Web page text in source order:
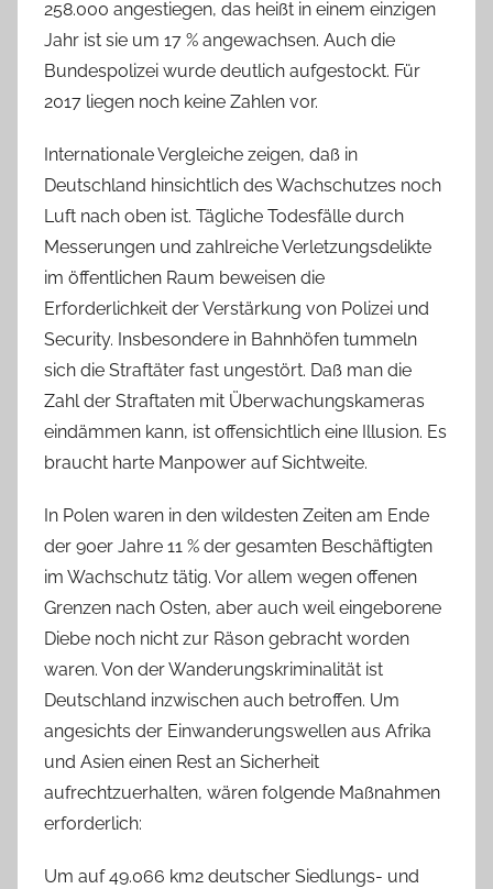
258.000 angestiegen, das heißt in einem einzigen
Jahr ist sie um 17 % angewachsen. Auch die
Bundespolizei wurde deutlich aufgestockt. Für
2017 liegen noch keine Zahlen vor.
Internationale Vergleiche zeigen, daß in
Deutschland hinsichtlich des Wachschutzes noch
Luft nach oben ist. Tägliche Todesfälle durch
Messerungen und zahlreiche Verletzungsdelikte
im öffentlichen Raum beweisen die
Erforderlichkeit der Verstärkung von Polizei und
Security. Insbesondere in Bahnhöfen tummeln
sich die Straftäter fast ungestört. Daß man die
Zahl der Straftaten mit Überwachungskameras
eindämmen kann, ist offensichtlich eine Illusion. Es
braucht harte Manpower auf Sichtweite.
In Polen waren in den wildesten Zeiten am Ende
der 90er Jahre 11 % der gesamten Beschäftigten
im Wachschutz tätig. Vor allem wegen offenen
Grenzen nach Osten, aber auch weil eingeborene
Diebe noch nicht zur Räson gebracht worden
waren. Von der Wanderungskriminalität ist
Deutschland inzwischen auch betroffen. Um
angesichts der Einwanderungswellen aus Afrika
und Asien einen Rest an Sicherheit
aufrechtzuerhalten, wären folgende Maßnahmen
erforderlich:
Um auf 49.066 km2 deutscher Siedlungs- und